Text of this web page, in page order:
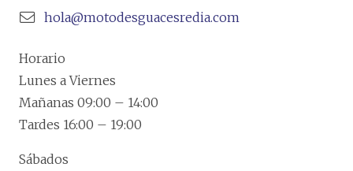
hola@motodesguacesredia.com
Horario
Lunes a Viernes
Mañanas 09:00 – 14:00
Tardes 16:00 – 19:00
Sábados